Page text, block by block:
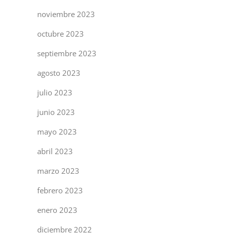
noviembre 2023
octubre 2023
septiembre 2023
agosto 2023
julio 2023
junio 2023
mayo 2023
abril 2023
marzo 2023
febrero 2023
enero 2023
diciembre 2022